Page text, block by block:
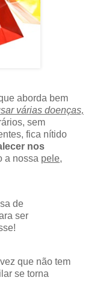
aborda bem
várias doenças,
sem
fica nítido
nos
a nossa pele,
de
ser
que não tem
se torna